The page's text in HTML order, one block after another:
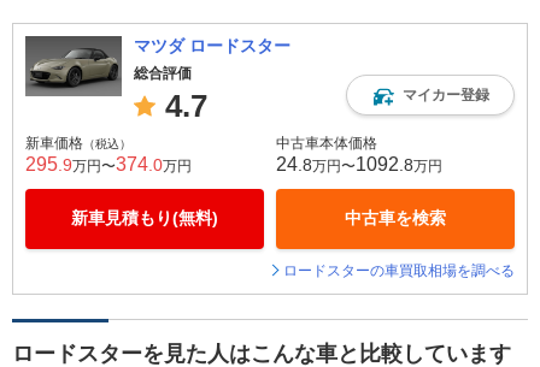
マツダ ロードスター
総合評価
4.7 マイカー登録
新車価格 （税込）
295 .9万円〜374 .0万円
新車見積もり(無料)
中古車本体価格
24 .8万円〜1092 .8万円
中古車を検索
ロードスターの車買取相場を調べる
ロードスターを見た人はこんな車と比較しています